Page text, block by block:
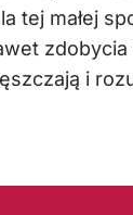
tej małej
i